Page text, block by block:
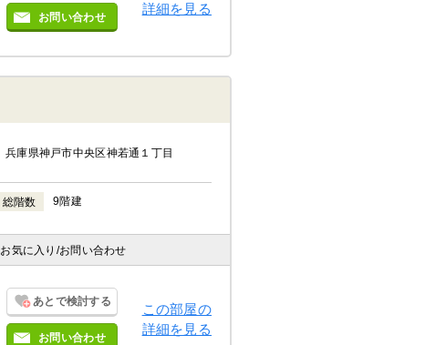
お問い合わせ
詳細を見る
兵庫県神戸市中央区神若通１丁目
総階数 9階建
お気に入り /お問い合わせ
あとで検討する
お問い合わせ
この部屋の
詳細を見る